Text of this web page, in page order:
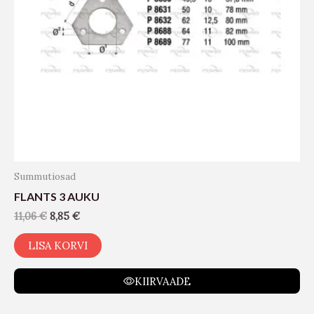
Summutiosad
FLANTS 3 AUKU
11,06€ 8,85 €
LISA KORVI
KIIRVAADE